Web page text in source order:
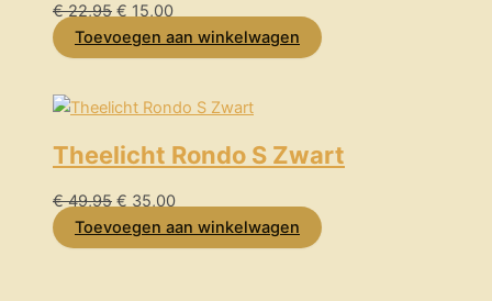
€22,95 € 15,00
Toevoegen aan winkelwagen
Theelicht Rondo S Zwart
€49,95 € 35,00
Toevoegen aan winkelwagen